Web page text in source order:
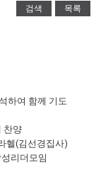
검색 목록
하여 함께 기도
찬양
헬(김선경집사)
리더모임